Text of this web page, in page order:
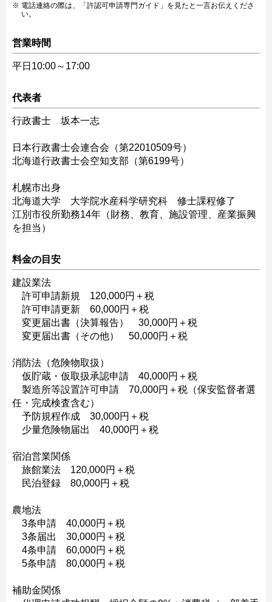
電話連絡の際は、「許認可申請専門ガイド」を見たと一言お伝えくださ
い。
営業時間
平日10:00～17:00
代表者
行政書士 坂本一志
日本行政書士会連合会（第22010509号）
北海道行政書士会空知支部（第6199号）
札幌市出身
北海道大学 大学院水産科学研究科 修士課程修了
江別市役所勤務14年（財務、教育、施設管理、産業振興
を担当）
料金の目安
建設業法
許可申請新規 120,000円＋税
許可申請更新 60,000円＋税
変更届出書（決算報告） 30,000円＋税
変更届出書（その他） 50,000円＋税
消防法（危険物取扱）
仮貯蔵・仮取扱承認申請 40,000円＋税
製造所等設置許可申請 70,000円＋税（保安監督者選
任・完成検査含む）
予防規程作成 30,000円＋税
少量危険物届出 40,000円＋税
宿泊営業関係
旅館業法 120,000円＋税
民泊登録 80,000円＋税
農地法
3条申請 40,000円＋税
3条届出 30,000円＋税
4条申請 60,000円＋税
5条申請 80,000円＋税
補助金関係